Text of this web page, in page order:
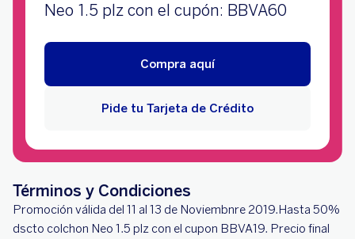
Neo 1.5 plz con el cupón: BBVA60
Compra aquí
Pide tu Tarjeta de Crédito
Términos y Condiciones
Promoción válida del 11 al 13 de Noviembnre 2019.Hasta 50%
dscto colchon Neo 1.5 plz con el cupon BBVA19. Precio final